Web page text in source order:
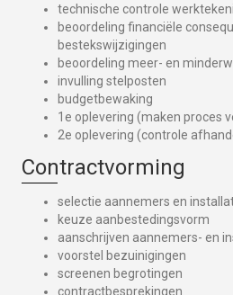
technische controle
beoordeling financiële
bestekswijzigingen
beoordeling meer- en
invulling stelposten
budgetbewaking
1e oplevering (maken proces
2e oplevering (controle
Contractvorming
selectie aannemers en
keuze aanbestedingsvorm
aanschrijven aannemers- en
voorstel bezuinigingen
screenen begrotingen
contractbesprekingen